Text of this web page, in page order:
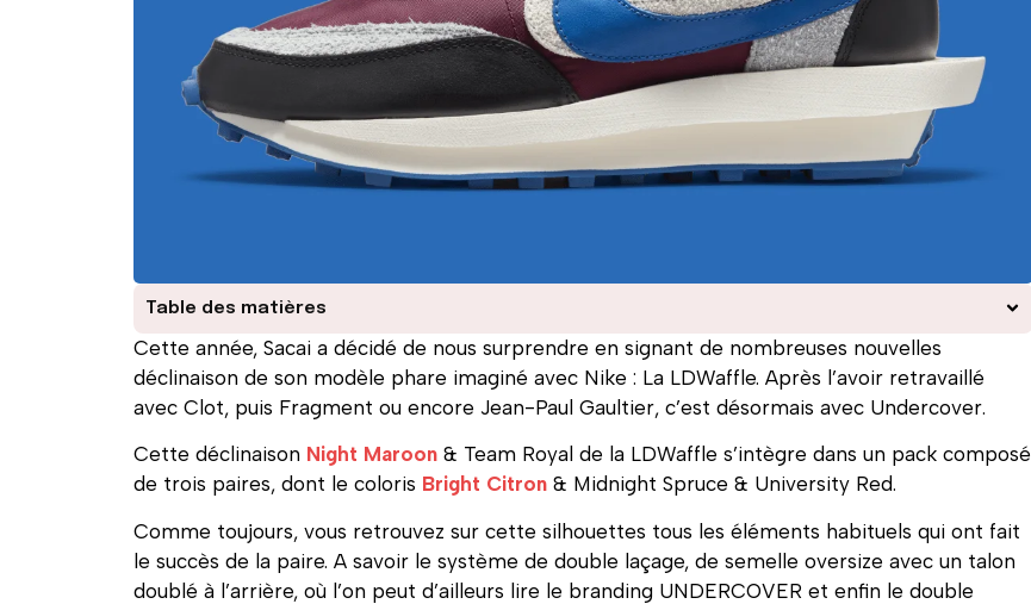
Table des matières
Cette année, Sacai a décidé de nous surprendre en signant de nombreuses nouvelles
déclinaison de son modèle phare imaginé avec Nike : La LDWaffle. Après l’avoir retravaillé
avec Clot, puis Fragment ou encore Jean-Paul Gaultier, c’est désormais avec Undercover.
Cette déclinaison Night Maroon & Team Royal de la LDWaffle s’intègre dans un pack composé
de trois paires, dont le coloris Bright Citron & Midnight Spruce & University Red.
Comme toujours, vous retrouvez sur cette silhouettes tous les éléments habituels qui ont fait
le succès de la paire. A savoir le système de double laçage, de semelle oversize avec un talon
doublé à l’arrière, où l’on peut d’ailleurs lire le branding UNDERCOVER et enfin le double